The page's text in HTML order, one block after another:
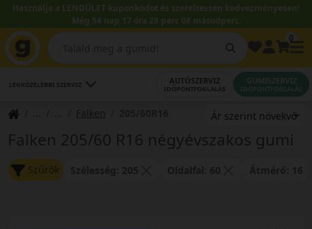
Használja a LENDÜLET kuponkódot és szereltessen kedvezményesen!
Még 54 nap 17 óra 28 perc 08 másodperc.
LEGKÖZELEBBI SZERVIZ AUTÓSZERVIZ
IDŐPONTFOGLALÁS
GUMISZERVIZ
IDŐPONTFOGLALÁS
Falken
Falken 205/60 R16 négyévszakos gumi
Szűrők